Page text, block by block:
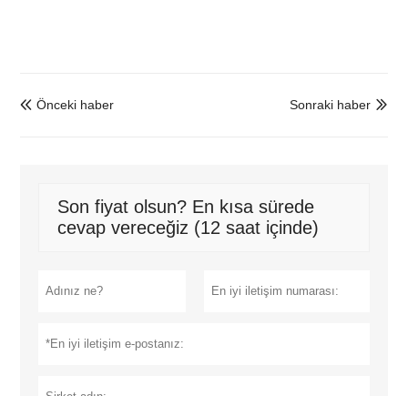
 Önceki haber 
Sonraki haber
Son fiyat olsun? En kısa sürede
cevap vereceğiz (12 saat içinde)